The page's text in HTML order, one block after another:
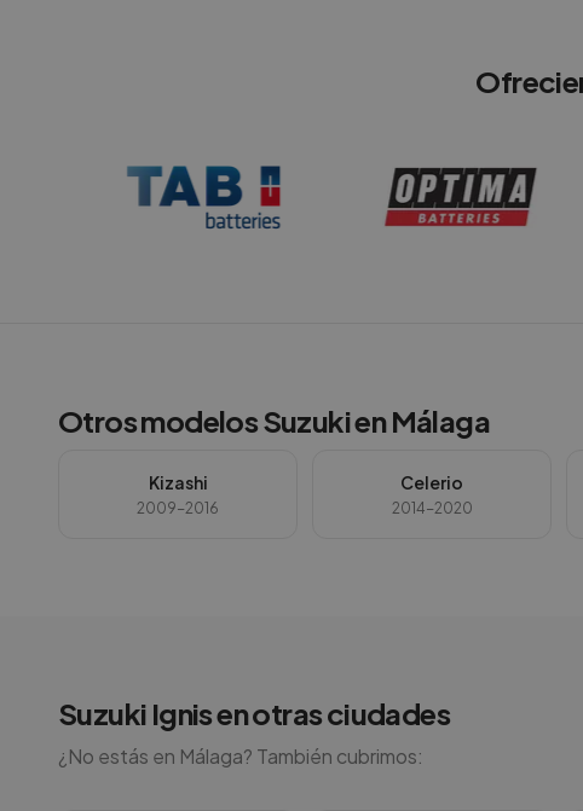
Otros modelosSuzukienMálaga
Kizashi
2009-2016
Celerio
2014-2020
Suzuki Ignisen otras ciudades
¿No estás en Málaga? También cubrimos: